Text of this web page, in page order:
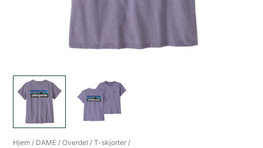
Hjem / DAME /Overdel /T-skjorter /